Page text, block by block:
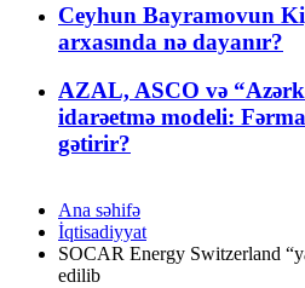
Ceyhun Bayramovun
arxasında nə dayanır?
AZAL, ASCO və
idarəetmə modeli:
gətirir?
Ana səhifə
İqtisadiyyat
SOCAR Energy Switzerland
edilib